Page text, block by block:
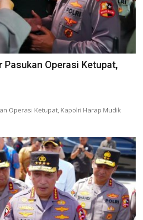
Pasukan Operasi Ketupat,
Operasi Ketupat, Kapolri Harap Mudik